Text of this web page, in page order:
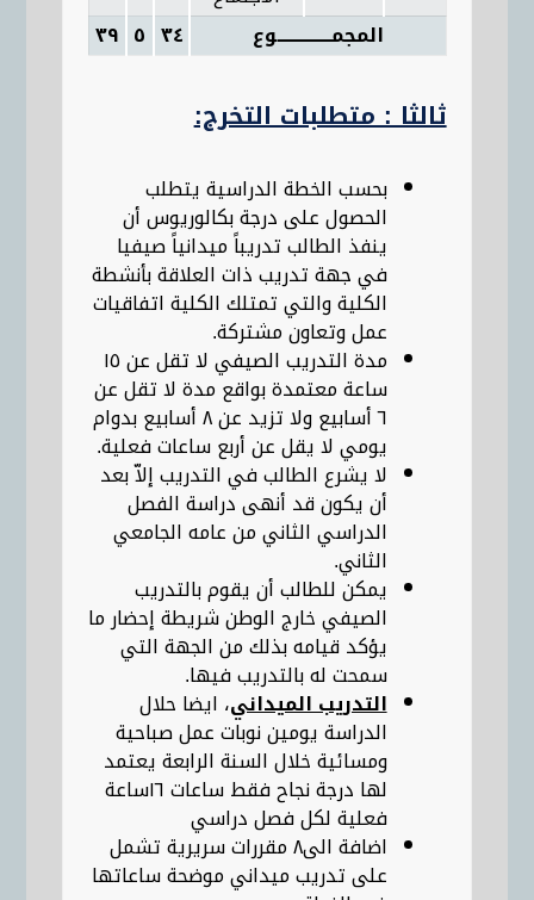
المجمـــــــــــــــوع
٣٤ ٥ ٣٩
ثالثا : متطلبات التخرج:
بحسب الخطة الدراسية يتطلب
الحصول على درجة بكالوريوس أن
ينفذ الطالب تدريباً ميدانياً صيفيا
في جهة تدريب ذات العلاقة بأنشطة
الكلية والتي تمتلك الكلية اتفاقيات
عمل وتعاون مشتركة.
مدة التدريب الصيفي لا تقل عن ١٥
ساعة معتمدة بواقع مدة لا تقل عن
٦ أسابيع ولا تزيد عن ٨ أسابيع بدوام
يومي لا يقل عن أربع ساعات فعلية.
لا يشرع الطالب في التدريب إلاّ بعد
أن يكون قد أنهى دراسة الفصل
الدراسي الثاني من عامه الجامعي
الثاني.
يمكن للطالب أن يقوم بالتدريب
الصيفي خارج الوطن شريطة إحضار ما
يؤكد قيامه بذلك من الجهة التي
سمحت له بالتدريب فيها.
التدريب الميداني، ايضا حلال
الدراسة يومين نوبات عمل صباحية
ومسائية خلال السنة الرابعة يعتمد
لها درجة نجاح فقط ساعات ١٦ساعة
فعلية لكل فصل دراسي
اضافة الى٨ مقررات سريرية تشمل
على تدريب ميداني موضحة ساعاتها